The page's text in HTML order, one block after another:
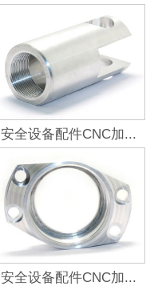
安全设备配件CNC加...
安全设备配件CNC加...